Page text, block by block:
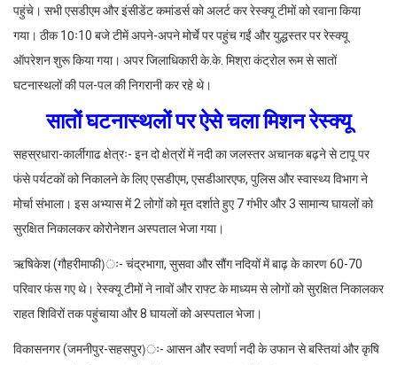
पहुंचे। सभी एसडीएम और इंसीडेंट कमांडर्स को अलर्ट कर रेस्क्यू टीमों को रवाना किया
गया। ठीक 10ः10 बजे टीमें अपने-अपने मोर्चे पर पहुंच गईं और युद्धस्तर पर रेस्क्यू
ऑपरेशन शुरू किया गया। अपर जिलाधिकारी के.के. मिश्रा कंट्रोल रूम से सातों
घटनास्थलों की पल-पल की निगरानी कर रहे थे।
सातों घटनास्थलों पर ऐसे चला मिशन रेस्क्यू
सहस्रधारा-कार्लीगाढ क्षेत्रः- इन दो क्षेत्रों में नदी का जलस्तर अचानक बढ़ने से टापू पर
फंसे पर्यटकों को निकालने के लिए एसडीएम, एसडीआरएफ, पुलिस और स्वास्थ्य विभाग ने
मोर्चा संभाला। इस अभ्यास में 2 लोगों को मृत दर्शाते हुए 7 गंभीर और 3 सामान्य घायलों को
सुरक्षित निकालकर कोरोनेशन अस्पताल भेजा गया।
ऋषिकेश (गौहरीमाफी)ः- चंद्रभागा, सुसवा और सौंग नदियों में बाढ़ के कारण 60-70
परिवार फंस गए थे। रेस्क्यू टीमों ने नावों और राफ्ट के माध्यम से लोगों को सुरक्षित निकालकर
राहत शिविरों तक पहुंचाया और 8 घायलों को अस्पताल भेजा।
विकासनगर (जमनीपुर-सहसपुर)ः- आसन और स्वर्णा नदी के उफान से बस्तियां और कृषि